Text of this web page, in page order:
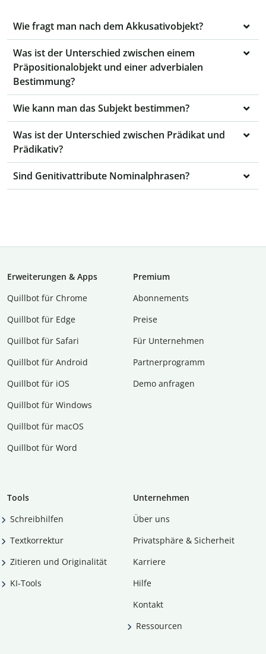
Wie fragt man nach dem Akkusativobjekt?
Was ist der Unterschied zwischen einem
Präpositionalobjekt und einer adverbialen
Bestimmung?
Wie kann man das Subjekt bestimmen?
Was ist der Unterschied zwischen Prädikat und
Prädikativ?
Sind Genitivattribute Nominalphrasen?
Erweiterungen & Apps
Quillbot für Chrome
Quillbot für Edge
Quillbot für Safari
Quillbot für Android
Quillbot für iOS
Quillbot für Windows
Quillbot für macOS
Quillbot für Word
Premium
Abon­ne­ments
Preise
Für Unternehmen
Partnerprogramm
Demo anfragen
Tools
Schreibhilfen
Textkorrektur
Zitieren und Originalität
KI-Tools
Unternehmen
Über uns
Privatsphäre & Sicherheit
Karriere
Hilfe
Kontakt
Ressourcen